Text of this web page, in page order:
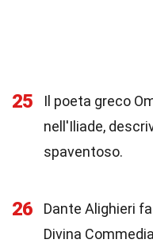
25
Il poeta greco
nell'Iliade,
spaventoso.
26
Dante Alighieri
Divina